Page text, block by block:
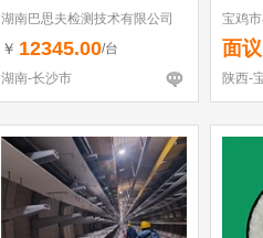
湖南巴思夫检测技术有限公司
￥ 12345.00/台
湖南-长沙市
宝鸡
面议
陕西-